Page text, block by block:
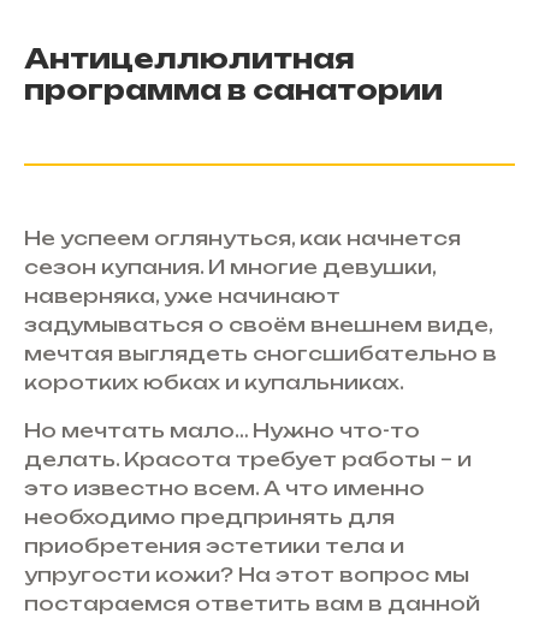
Антицеллюлитная
программа в санатории
Не успеем оглянуться, как начнется
сезон купания. И многие девушки,
наверняка, уже начинают
задумываться о своём внешнем виде,
мечтая выглядеть сногсшибательно в
коротких юбках и купальниках.
Но мечтать мало… Нужно что-то
делать. Красота требует работы – и
это известно всем. А что именно
необходимо предпринять для
приобретения эстетики тела и
упругости кожи? На этот вопрос мы
постараемся ответить вам в данной